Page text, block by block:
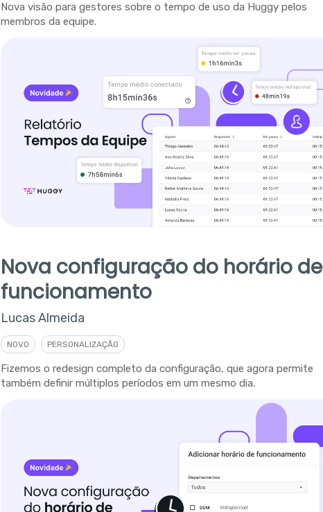
Nova visão para gestores sobre o tempo de uso da Huggy pelos
membros da equipe.
Nova configuração do horário de
funcionamento
Lucas Almeida
NOVO PERSONALIZAÇÃO
Fizemos o redesign completo da configuração, que agora permite
também definir múltiplos períodos em um mesmo dia.